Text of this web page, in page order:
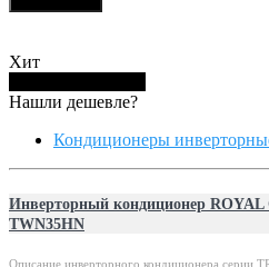
Хит
Нашли дешевле?
Кондиционеры
Инверторный кондиционер
TWN35HN
Описание инверторного кондиционера серии